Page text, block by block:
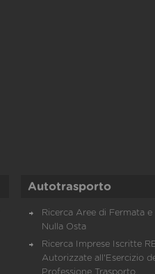
Autotrasporto
Ricerca Aree di Fermata e
Nulla Osta
Ricerca Imprese Iscritte
Autorizzate all'Esercizio